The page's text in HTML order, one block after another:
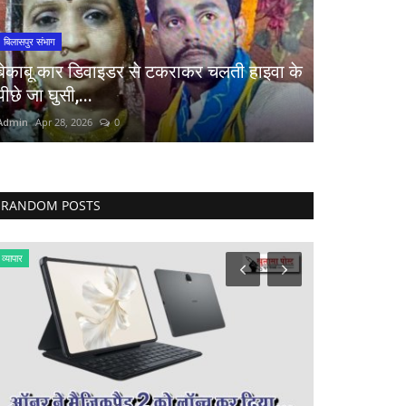
बिलासपुर संभाग
कार डिवाइडर से टकराकर चलती हाइवा के
जा घुसी,...
Apr 28, 2026 0
RANDOM POSTS
व्यापार